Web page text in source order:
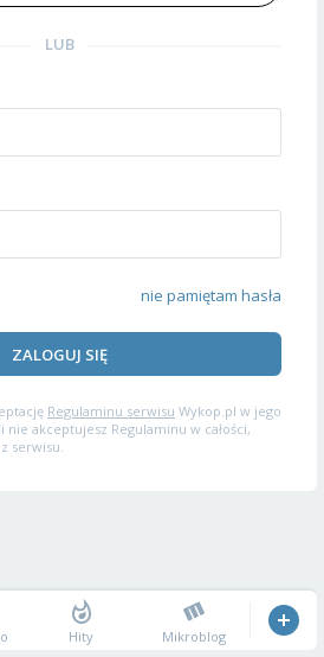
LUB
nie pamiętam hasła
ZALOGUJ SIĘ
Regulaminu serwisu Wykop.pl w jego
akceptujesz Regulaminu w całości,
serwisu.
Hity Mikroblog